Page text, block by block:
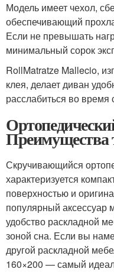
Модель имеет чехол,
обеспечивающий
Если не превышать
минимальный сорок
RollMatratze Mallecio,
клея, делает диван
расслабиться во время
Преимущества
Скручивающийся
характеризуется
поверхностью и
популярный аксессуар
удобство раскладной
зоной сна. Если вы
другой раскладной
160×200 — самый